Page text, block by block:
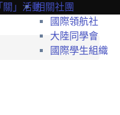
相關社團
國際領航社
大陸同學會
國際學生組織
關」活動